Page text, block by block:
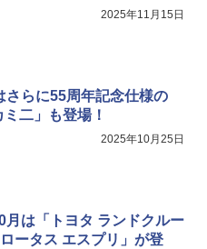
2025年11月15日
さらに55周年記念仕様の
ミ二」も登場！
2025年10月25日
月は「トヨタ ランドクルー
ータス エスプリ」が登